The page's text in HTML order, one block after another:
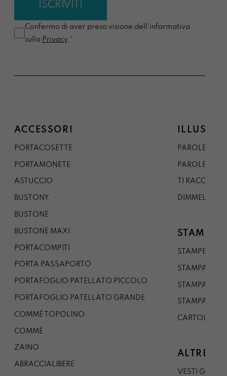
Confermo di aver preso visione dell'informativa
sulla Privacy.*
ACCESSORI
PORTACOSETTE
PORTAMONETE
ASTUCCIO
BUSTONY
BUSTONE
BUSTONE MAXI
PORTACOMPITI
PORTA PASSAPORTO
PORTAFOGLIO PATELLATO PICCOLO
PORTAFOGLIO PATELLATO GRANDE
COMMÉ TOPOLINO
COMMÉ
ZAINO
ABRACCIALIBERE
PAROLE DAL
PAROLE DA
TI
DIMMELO
STAMPE
STAMPE A5
STAMPA A3
STAMPA A1
STAMPA A0
CARTOLINA
ALTRE
VESTI